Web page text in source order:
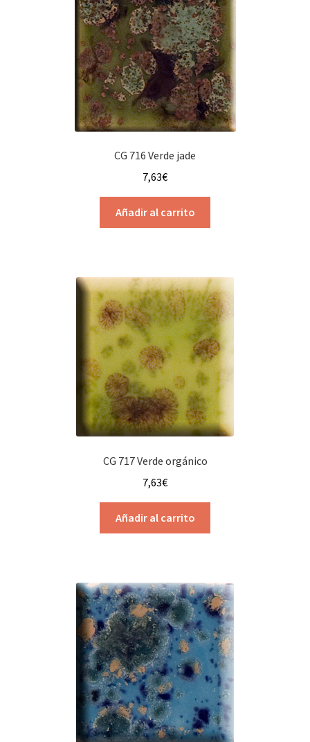
CG 716 Verde jade
7,63€
Añadir al carrito
CG 717 Verde orgánico
7,63€
Añadir al carrito